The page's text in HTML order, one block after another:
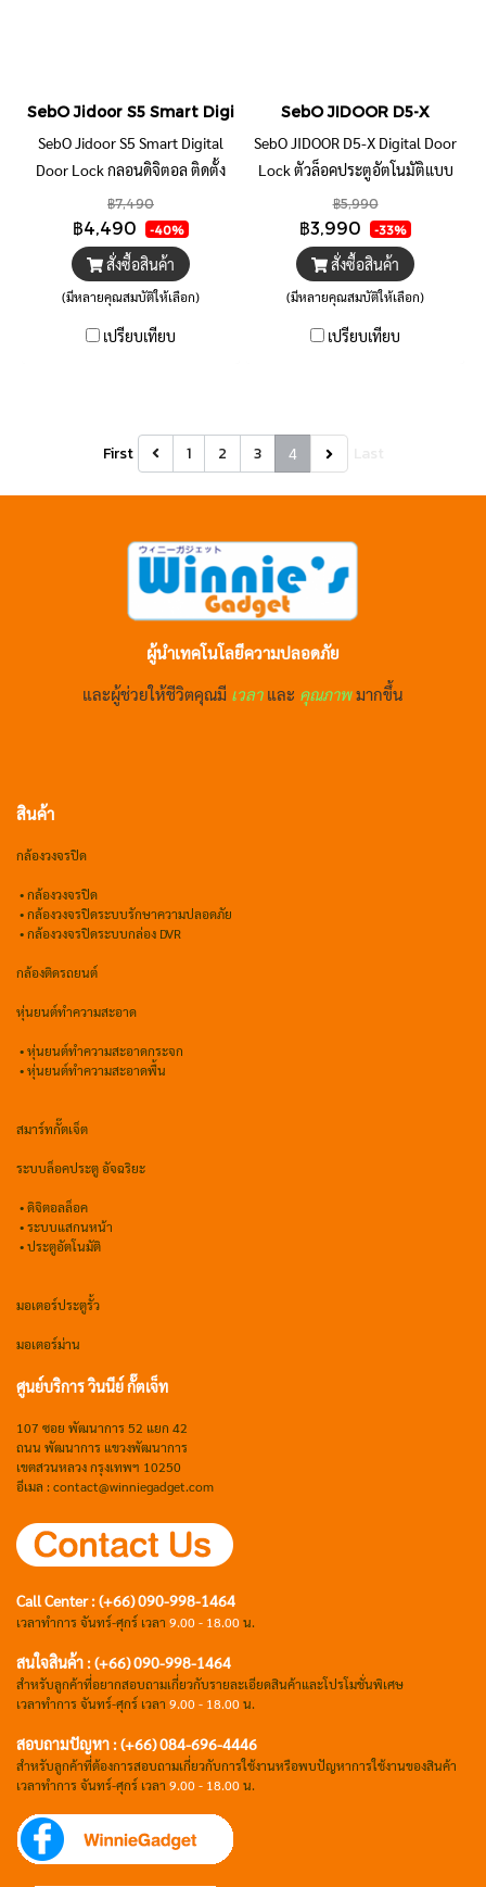
SebO Jidoor S5 Smart Digital Door Lock
SebO Jidoor S5 Smart Digital
Door Lock กลอนดิจิตอล ติดตั้ง
ง่าย แทนลูกบิดเดิม หรือใช้กับ
ประตูใหม่แบบรูมาตรฐานได้ทันที
เปิดด้วยนิ้ว รหัส บัตร แอปพลิเคชั่น
และ รีโมท
฿7,490
฿4,490 -40%
สั่งซื้อสินค้า
(มีหลายคุณสมบัติให้เลือก)
เปรียบเทียบ
SebO JIDOOR D5-X
SebO JIDOOR D5-X Digital Door
Lock ตัวล็อคประตูอัตโนมัติแบบ
ไร้สายทั้งระบบ ภายนอกกันน้ำ
IP65 ติดตั้งเองได้ ติดได้ทั้งบาน
เลื่อน บานผลัก
฿5,990
฿3,990 -33%
สั่งซื้อสินค้า
(มีหลายคุณสมบัติให้เลือก)
เปรียบเทียบ
First 1 2 3 4
ผู้นำเทคโนโลยีความปลอดภัย
และผู้ช่วยให้ชีวิตคุณมี เวลา และ คุณภาพ มากขึ้น
สินค้า
กล้องวงจรปิด
•กล้องวงจรปิด
•กล้องวงจรปิดระบบรักษาความปลอดภัย
• กล้องวงจรปิดระบบกล่อง DVR
กล้องติดรถยนต์
หุ่นยนต์ทำความสะอาด
•หุ่นยนต์ทำความสะอาดกระจก
•หุ่นยนต์ทำความสะอาดพื้น
สมาร์ทกั๊ตเจ็ต
ระบบล็อคประตู อัจฉริยะ
•ดิจิตอลล็อค
• ระบบแสกนหน้า
• ประตูอัตโนมัติ
มอเตอร์ประตูรั้ว
มอเตอร์ม่าน
ศูนย์บริการ วินนีย์ กั๊ตเจ็ท
107 ซอย พัฒนาการ 52 แยก 42
ถนน พัฒนาการ แขวงพัฒนาการ
เขตสวนหลวง กรุงเทพฯ 10250
อีเมล : contact@winniegadget.com
Call Center : (+66) 090-998-1464
เวลาทำการ จันทร์-ศุกร์ เวลา 9.00 - 18.00 น.
สนใจสินค้า : (+66) 090-998-1464
สำหรับลูกค้าที่อยากสอบถามเกี่ยวกับรายละเอียดสินค้าและโปรโมชั่นพิเศษ
เวลาทำการ จันทร์-ศุกร์ เวลา 9.00 - 18.00 น.
สอบถามปัญหา : (+66)084-696-4446
สำหรับลูกค้าที่ต้องการสอบถามเกี่ยวกับการใช้งานหรือพบปัญหาการใช้งานของสินค้า
เวลาทำการ จันทร์-ศุกร์ เวลา 9.00 - 18.00 น.